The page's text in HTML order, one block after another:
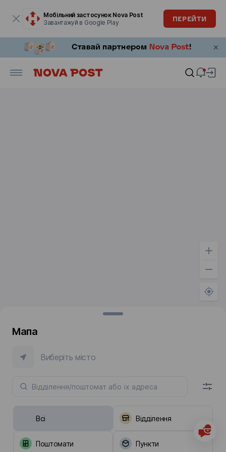
Мобільний застосунок Nova Post
Завантажуй в Google Play
ПЕРЕЙТИ
Мапа
Виберіть місто
Всі Відділення
Поштомати Пункти